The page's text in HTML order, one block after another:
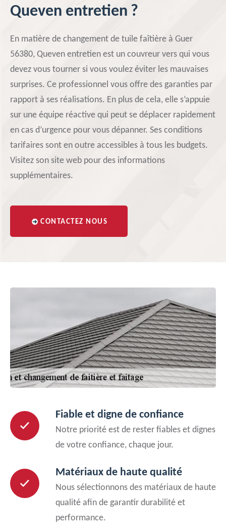
Queven entretien ?
En matière de changement de tuile faîtière à Guer
56380, Queven entretien est un couvreur vers qui vous
devez vous tourner si vous voulez éviter les mauvaises
surprises. Ce professionnel vous offre des garanties par
rapport à ses réalisations. En plus de cela, elle s’appuie
sur une équipe réactive qui peut se déplacer rapidement
en cas d’urgence pour vous dépanner. Ses conditions
tarifaires sont en outre accessibles à tous les budgets.
Visitez son site web pour des informations
supplémentaires.
CONTACTEZ NOUS
Fiable et digne de confiance
Notre priorité est de rester fiables et dignes
de votre confiance, chaque jour.
Matériaux de haute qualité
Nous sélectionnons des matériaux de haute
qualité afin de garantir durabilité et
performance.